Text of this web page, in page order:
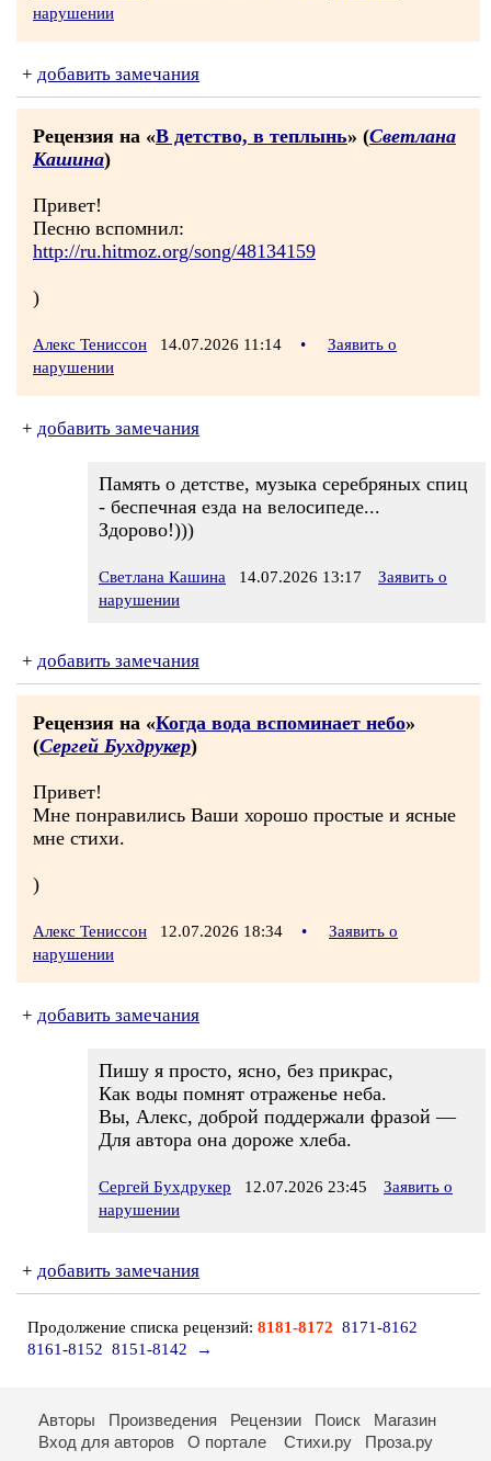
нарушении
+ добавить замечания
Рецензия на «В детство, в теплынь» (Светлана
Кашина)
Привет!
Песню вспомнил:
http://ru.hitmoz.org/song/48134159
)
Алекс Тениссон 14.07.2026 11:14 •
Заявить о
нарушении
+ добавить замечания
Память о детстве, музыка серебряных спиц
- беспечная езда на велосипеде...
Здорово!)))
Светлана Кашина 14.07.2026 13:17
Заявить о
нарушении
+ добавить замечания
Рецензия на «Когда вода вспоминает небо»
(Сергей Бухдрукер)
Привет!
Мне понравились Ваши хорошо простые и ясные
мне стихи.
)
Алекс Тениссон 12.07.2026 18:34 •
Заявить о
нарушении
+ добавить замечания
Пишу я просто, ясно, без прикрас,
Как воды помнят отраженье неба.
Вы, Алекс, доброй поддержали фразой —
Для автора она дороже хлеба.
Сергей Бухдрукер 12.07.2026 23:45
Заявить о
нарушении
+ добавить замечания
Продолжение списка рецензий: 8181-8172 8171-8162
8161-8152 8151-8142 →
Авторы Произведения Рецензии Поиск
Магазин
Вход для авторов
О портале Стихи.ру Проза.ру